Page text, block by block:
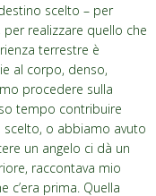
scelto – per
realizzare quello che
terrestre è
al corpo, denso,
procedere sulla
tempo contribuire
scelto, o abbiamo avuto
un angelo ci dà un
raccontava mio
c’era prima. Quella